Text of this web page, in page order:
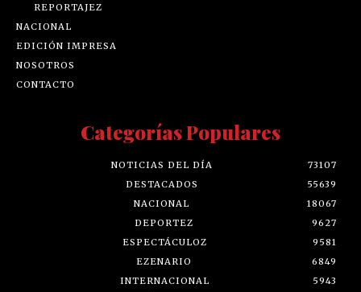
REPORTAJEZ
NACIONAL
EDICIÓN IMPRESA
NOSOTROS
CONTACTO
Categorías Populares
NOTICIAS DEL DÍA
73107
DESTACADOS
55639
NACIONAL
18067
DEPORTEZ
9627
ESPECTÁCULOZ
9581
EZENARIO
6849
INTERNACIONAL
5943